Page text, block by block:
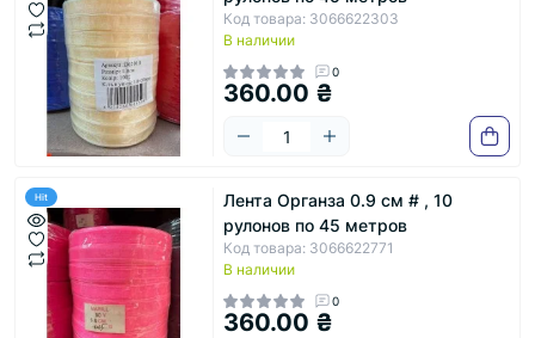
Код товара: 3066622303
В наличии
0
360.00 ₴
Hit
Лента Органза 0.9 см # , 10
рулонов по 45 метров
Код товара: 3066622771
В наличии
0
360.00 ₴